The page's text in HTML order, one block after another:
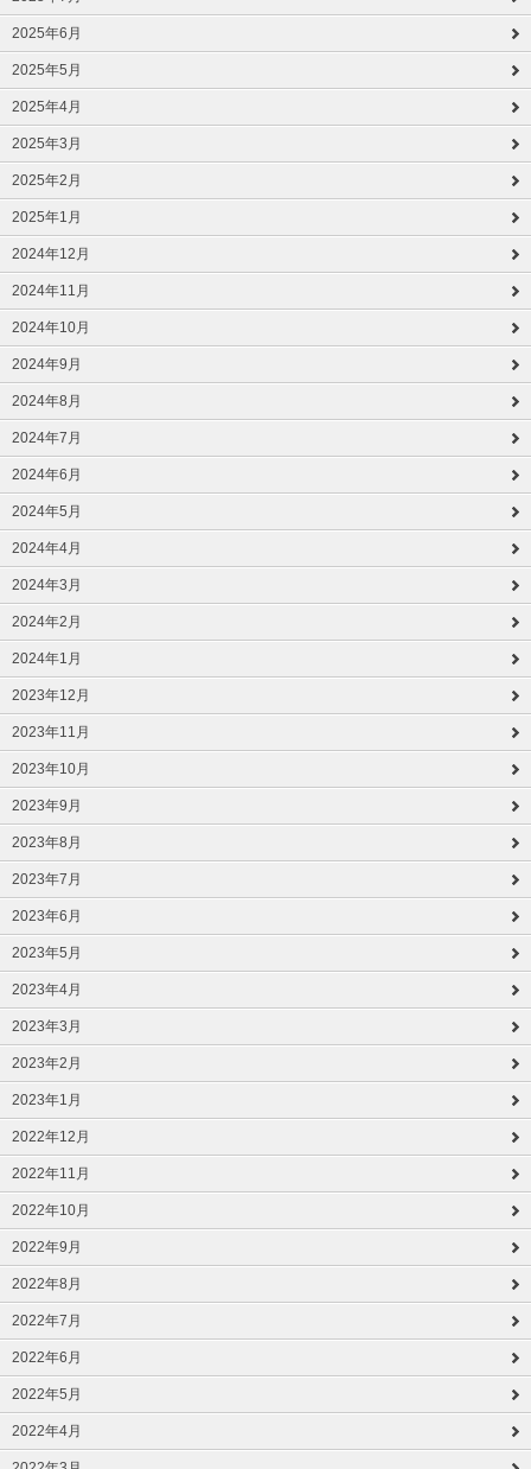
2025年6月
2025年5月
2025年4月
2025年3月
2025年2月
2025年1月
2024年12月
2024年11月
2024年10月
2024年9月
2024年8月
2024年7月
2024年6月
2024年5月
2024年4月
2024年3月
2024年2月
2024年1月
2023年12月
2023年11月
2023年10月
2023年9月
2023年8月
2023年7月
2023年6月
2023年5月
2023年4月
2023年3月
2023年2月
2023年1月
2022年12月
2022年11月
2022年10月
2022年9月
2022年8月
2022年7月
2022年6月
2022年5月
2022年4月